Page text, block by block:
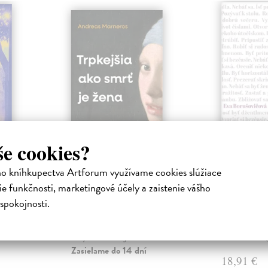
cookies?
kníhkupectva Artforum využívame cookies slúžiace
funkčnosti, marketingové účely a zaistenie vášho
o
nejisté
Trpkejšia ako smrť
je žena
Marneros Andreas| Kniha
Zasielame do 14 dní
Borušovičová
Táto kniha
projektov,
Na sklade
18,91 €